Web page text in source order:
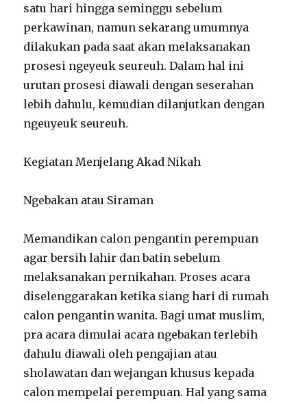
satu hari hingga seminggu sebelum
perkawinan, namun sekarang umumnya
dilakukan pada saat akan melaksanakan
prosesi ngeyeuk seureuh. Dalam hal ini
urutan prosesi diawali dengan seserahan
lebih dahulu, kemudian dilanjutkan dengan
ngeuyeuk seureuh.
Kegiatan Menjelang Akad Nikah
Ngebakan atau Siraman
Memandikan calon pengantin perempuan
agar bersih lahir dan batin sebelum
melaksanakan pernikahan. Proses acara
diselenggarakan ketika siang hari di rumah
calon pengantin wanita. Bagi umat muslim,
pra acara dimulai acara ngebakan terlebih
dahulu diawali oleh pengajian atau
sholawatan dan wejangan khusus kepada
calon mempelai perempuan. Hal yang sama